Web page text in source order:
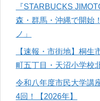
『STARBUCKS
森・群馬・沖縄で開始
ノ」
【速報・市街地】桐生
町五丁目・天沼小学校北
令和八年度市民大学講
4回！【2026年】